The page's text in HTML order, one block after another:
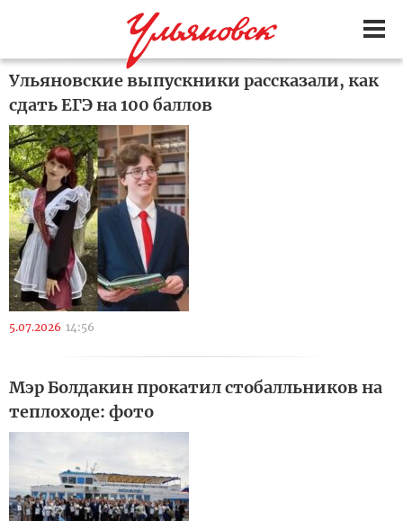
Ульяновские выпускники рассказали, как
сдать ЕГЭ на 100 баллов
5.07.2026 14:56
Мэр Болдакин прокатил стобалльников на
теплоходе: фото